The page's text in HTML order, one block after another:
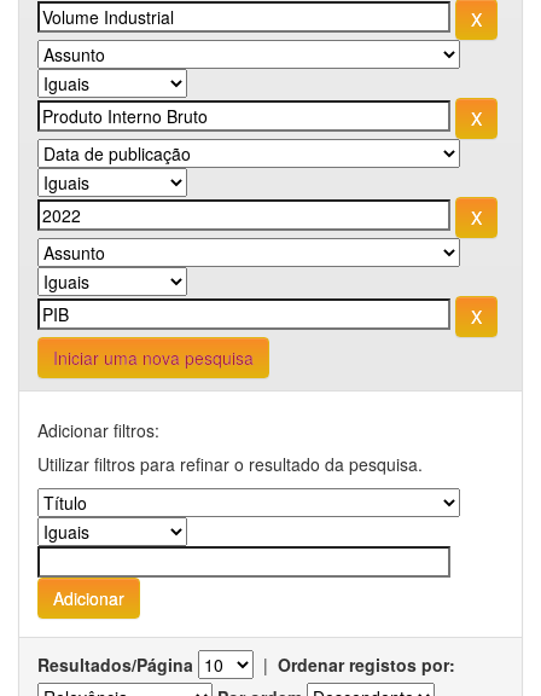
Iniciar uma nova pesquisa
Adicionar filtros:
Utilizar filtros para refinar o resultado da pesquisa.
Resultados/Página | Ordenar registos por: